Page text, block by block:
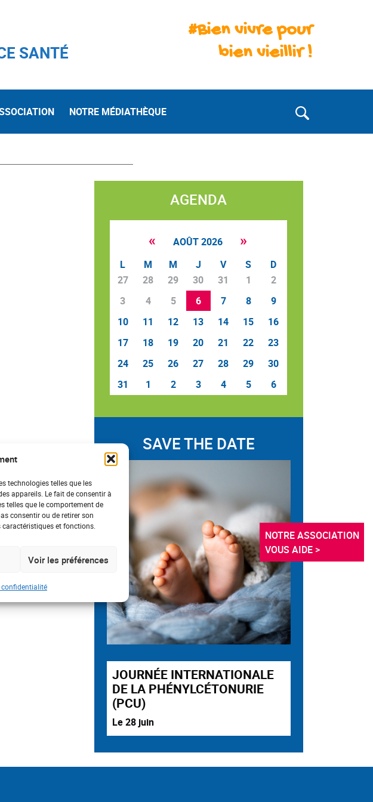
technologies telles que les
appareils. Le fait de consentir à
telles que le comportement de
consentir ou de retirer son
et fonctions.
Voir les préférences
SANTÉ
#Bien vivre pour
bien vieillir !
NOTRE MÉDIATHÈQUE
AGENDA
« AOÛT 2026 »
L M M J V S
D
27
28 29 30 31 1
2
3
4 5 6 7 8
9
10
11 12 13 14 15
16
17
18 19 20 21 22
23
24
25 26 27 28 29
30
31
1 2 3 4 5 6
SAVE THE DATE
JOURNÉE INTERNATIONALE
DE LA PHÉNYLCÉTONURIE
(PCU)
Le 28 juin
NOTRE ASSOCIATION
VOUS AIDE >